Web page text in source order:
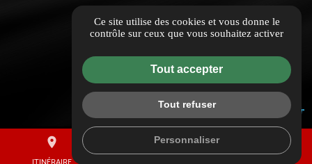
place
ITINÉRAIRE
mail
Mentions légales
Politique de confidentialité
Flux RSS
Gestion des cookies
Ce site utilise des cookies et vous donne le
contrôle sur ceux que vous souhaitez activer
Tout accepter
Tout refuser
Personnaliser